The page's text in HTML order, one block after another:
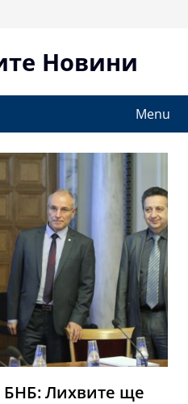
Новини
Menu
БНБ: Лихвите ще